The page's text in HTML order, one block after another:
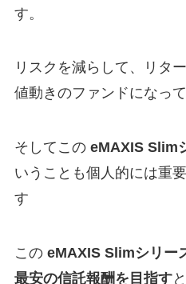
す。
リスクを減らして、リタ
値動きのファンドになっ
そしてこの eMAXIS Slim
いうことも個人的には重
す
この eMAXIS Slimシリー
最安の信託報酬を目指す